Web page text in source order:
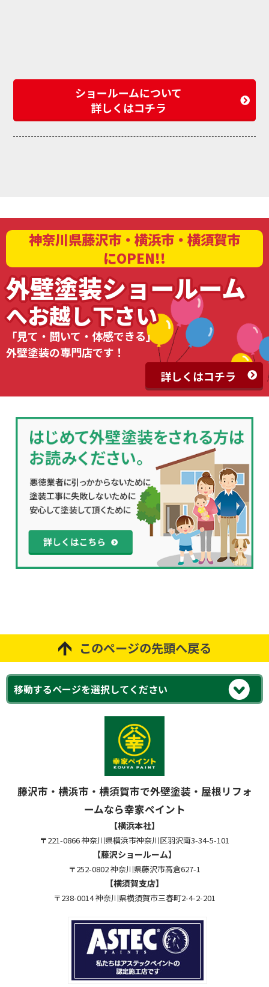
ショールームについて
詳しくはコチラ
神奈川県藤沢市・横浜市・横須賀市
にOPEN!!
外壁塗装ショールーム
へお越し下さい
「見て・聞いて・体感できる」
外壁塗装の専門店です！
詳しくはコチラ
このページの先頭へ戻る
藤沢市・横浜市・横須賀市で外壁塗装・屋根リフォ
ームなら幸家ペイント
【横浜本社】
〒221-0866 神奈川県横浜市神奈川区羽沢南3-34-5-101
【藤沢ショールーム】
〒252-0802 神奈川県藤沢市高倉627-1
【横須賀支店】
〒238-0014 神奈川県横須賀市三春町2-4-2-201